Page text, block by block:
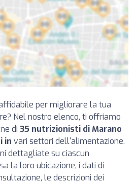
per migliorare la tua
Nel nostro elenco, ti offriamo
di 35 nutrizionisti di Marano
in vari settori dell'alimentazione.
dettagliate su ciascun
la loro ubicazione, i dati di
le descrizioni dei